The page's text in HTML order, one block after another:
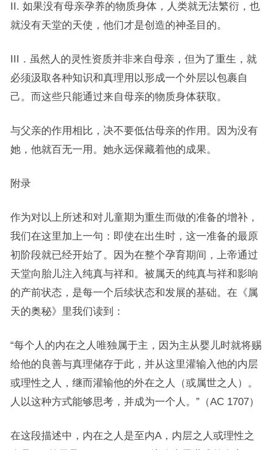
II. 如果没有母亲孕养的物质身体，人类就无法繁衍，也
就没有天堂的天使，他们才是创造的神圣目的。
III．虽然人的灵性资质并非来自母亲，但为了重生，就
必须汲取各种知识和真理用以形成一个外层以包裹自
己。而这些只能通过来自母亲的物质身体获取。
与父亲的作用相比，决不要低估母亲的作用。因为没有
她，他就百无一用。她永远保藏着他的成果。
附录
作为对以上所述和对儿童期为重生而做的准备的增补，
我们在这里加上一句：即使在出生时，这一准备的最原
初阶段就已经开始了。因为在整个孕育期间，上帝通过
天堂向胎儿注入纯真与祥和。被属天的纯真与祥和影响
的产前状态，是每一个后续状态和发展的基础。在《属
天的奥秘》里我们读到：
“每个人的内在之人唯独属于主，因为主从婴儿时就将赐
给他的良善与真理储存于此，并从这里灌输入他的内层
或理性之人，继而灌输他的外在之人（或属世之人）。
人以这种方式能够思考，并成为一个人。”（AC 1707）
在这段描述中，内在之人是至内A，内层之人或理性之